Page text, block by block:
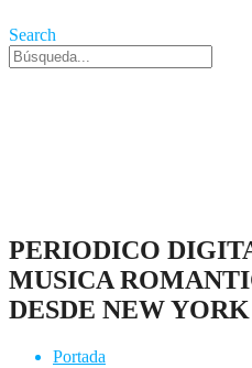
Search
PERIODICO
MUSICA
DESDE NEW
Portada